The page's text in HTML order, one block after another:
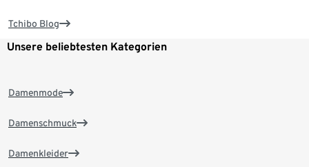
Tchibo Blog
Unsere beliebtesten Kategorien
Damenmode
Damenschmuck
Damenkleider